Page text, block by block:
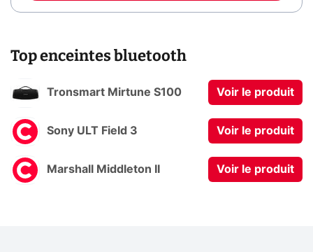
Top enceintes bluetooth
Tronsmart Mirtune S100 Voir le produit
Sony ULT Field 3 Voir le produit
Marshall Middleton II Voir le produit